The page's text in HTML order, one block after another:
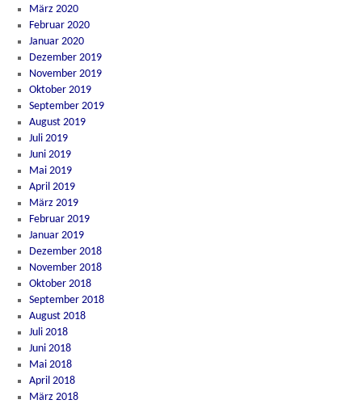
März 2020
Februar 2020
Januar 2020
Dezember 2019
November 2019
Oktober 2019
September 2019
August 2019
Juli 2019
Juni 2019
Mai 2019
April 2019
März 2019
Februar 2019
Januar 2019
Dezember 2018
November 2018
Oktober 2018
September 2018
August 2018
Juli 2018
Juni 2018
Mai 2018
April 2018
März 2018